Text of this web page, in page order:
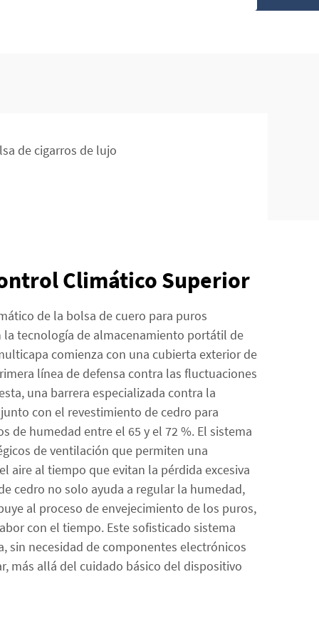
de cigarros de lujo
Climático Superior
de la bolsa de cuero para puros
la tecnología de almacenamiento portátil de
comienza con una cubierta exterior de
línea de defensa contra las fluctuaciones
una barrera especializada contra la
con el revestimiento de cedro para
de humedad entre el 65 y el 72 %. El sistema
de ventilación que permiten una
aire al tiempo que evitan la pérdida excesiva
cedro no solo ayuda a regular la humedad,
al proceso de envejecimiento de los puros,
con el tiempo. Este sofisticado sistema
sin necesidad de componentes electrónicos
más allá del cuidado básico del dispositivo